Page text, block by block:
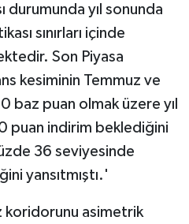
durumunda yıl sonunda
sınırları içinde
Son Piyasa
kesiminin Temmuz ve
baz puan olmak üzere yıl
puan indirim beklediğini
36 seviyesinde
yansıtmıştı.'
koridorunu asimetrik